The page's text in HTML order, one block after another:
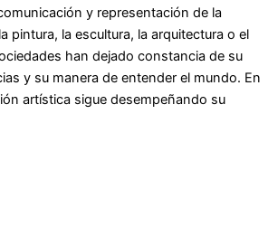
y representación de la
pintura, la escultura, la arquitectura o el
han dejado constancia de su
y su manera de entender el mundo. En
artística sigue desempeñando su